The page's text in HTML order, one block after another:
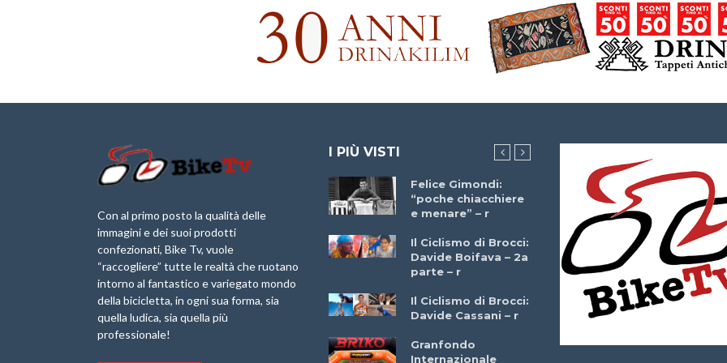
Con al primo posto la qualità delle
immagini e dei suoi prodotti
confezionati, Bike Tv, vuole
“raccogliere” tutte le realtà che ruotano
intorno al fantastico e variegato mondo
della bicicletta, in ogni sua forma, sia
quella ludica, sia quella più
professionale!
I PIÙ VISTI
Briko Torino – 11
Maggio 2025 – r
Minerva Edizioni e
Giancarlo Brocci
per “Bartali l’Ultimo
Marathon 2025”
IX Ed. “Tra
Borghi&Castelli” –
Anteprima
1a Edizione
Granfondo
Felice Gimondi:
“poche chiacchiere
e menare” – r
Il Ciclismo di Brocci:
Davide Boifava – 2a
parte – r
Il Ciclismo di Brocci:
Davide Cassani – r
Granfondo
Internazionale
Brocci Incontra
Giuseppe Martinelli
– r
Che cos’è il
triathlon? Con
Simone Diamantini
– r
Marzo 2025 –